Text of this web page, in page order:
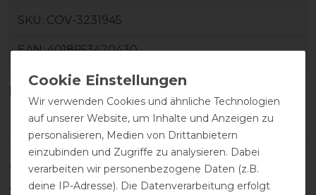
SKU: COV-3231945
EAN:4018653420430
Kundenrezensionen
5
0
4
0
Wir verwenden Cookies und ähnliche Technologien
auf unserer Website, um Inhalte und Anzeigen zu
personalisieren, Medien von Drittanbietern
einzubinden und Zugriffe zu analysieren. Dabei
verarbeiten wir personenbezogene Daten (z.B.
deine IP-Adresse). Die Datenverarbeitung erfolgt